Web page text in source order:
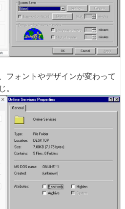
フォントやデザインが変わって
。